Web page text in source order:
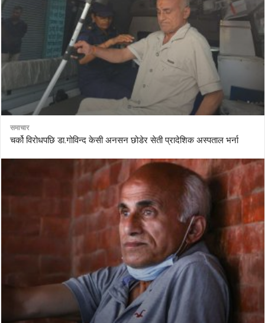
समाचार
चर्को विरोधपछि डा.गोविन्द केसी अनसन छोडेर सेती प्रादेशिक अस्पताल भर्ना